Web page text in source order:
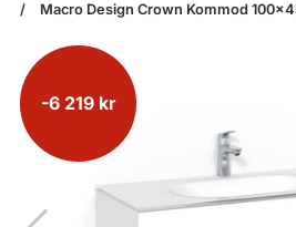
Macro Design Crown Kommod
-6 219 kr